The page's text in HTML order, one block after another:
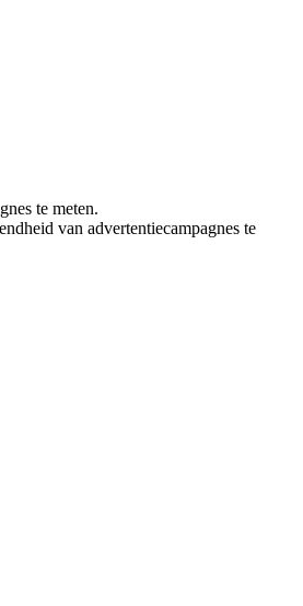
te meten.
van advertentiecampagnes te